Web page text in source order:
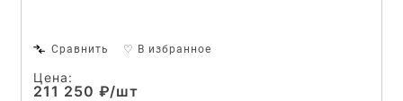
Сравнить ♡ В избранное
Цена:
211 250 ₽/шт